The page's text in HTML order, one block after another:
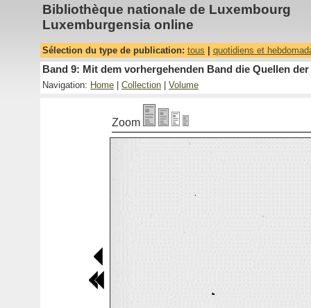
Bibliothèque nationale de Luxembourg
Luxemburgensia online
Sélection du type de publication: tous quotidiens et
Band 9: Mit dem vorhergehenden Band die Quellen
Navigation: Home Collection Volume
Zoom